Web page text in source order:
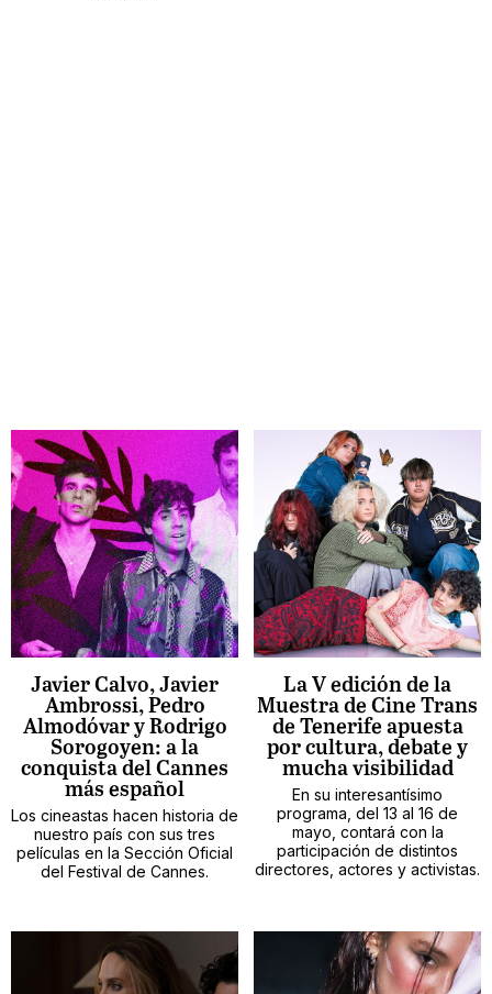
Javier Calvo, Javier
Ambrossi, Pedro
Almodóvar y Rodrigo
Sorogoyen: a la
conquista del Cannes
más español
Los cineastas hacen historia de
nuestro país con sus tres
películas en la Sección Oficial
del Festival de Cannes.
La V edición de la
Muestra de Cine Trans
de Tenerife apuesta
por cultura, debate y
mucha visibilidad
En su interesantísimo
programa, del 13 al 16 de
mayo, contará con la
participación de distintos
directores, actores y activistas.